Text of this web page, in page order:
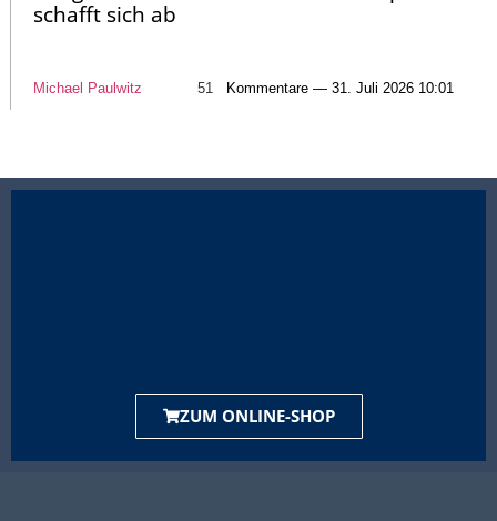
schafft sich ab
Michael Paulwitz 51 Kommentare — 31. Juli 2026 10:01
ZUM ONLINE-SHOP